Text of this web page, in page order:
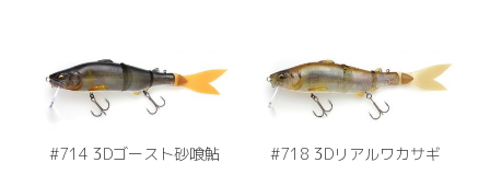
#714 3Dゴースト砂喰鮎 #718 3Dリアルワカサギ